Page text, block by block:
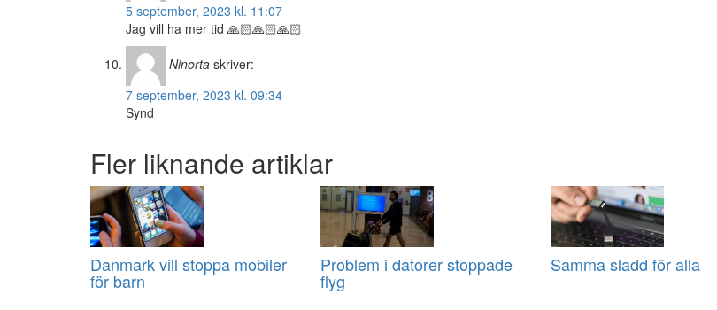
5 september, 2023 kl. 11:07
Jag vill ha mer tid 🙏🏻🙏🏻🙏🏻
Ninorta skriver:
7 september, 2023 kl. 09:34
Synd
Fler liknande artiklar
Danmark vill stoppa mobiler
för barn
Problem i datorer stoppade
flyg
Samma sladd för alla